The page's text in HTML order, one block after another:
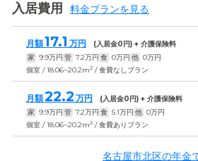
入居費用 料金プランを見る
月額17.1 万円 (入居金0円) + 介護保険料
家 9.9万円 管 7.2万円 食 0万円 他 0万円
個室 / 18.06~20.2m2 / 食費なしプラン
月額22.2 万円 (入居金0円) + 介護保険料
家 9.9万円 管 7.2万円 食 5.1万円 他 0万円
個室 / 18.06~20.2m2 / 食費ありプラン
名古屋市北区の年金